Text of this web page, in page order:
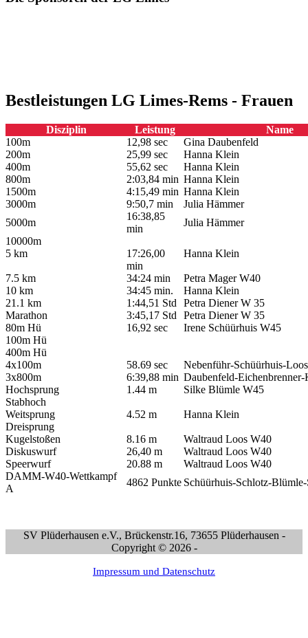
Bestleistungen LG Limes-Rems - Frauen
Disziplin Leistung
Name
100m
12,98 sec
Gina Daubenfeld
200m
25,99 sec
Hanna Klein
400m
55,62 sec
Hanna Klein
800m
2:03,84 min Hanna Klein
1500m
4:15,49 min Hanna Klein
3000m
9:50,7 min
Julia Hämmer
5000m
16:38,85
min
Julia Hämmer
10000m
5 km
17:26,00
min
Hanna Klein
7.5 km 34:24 min
Petra Mager W40
10 km
34:45 min.
Hanna Klein
21.1 km
1:44,51 Std
Petra Diener W 35
Marathon
3:45,17 Std
Petra Diener W 35
80m Hü
16,92 sec
Irene Schüürhuis W45
100m Hü
400m Hü
4x100m
58.69 sec
Nebenführ-Schüürhuis-
3x800m
6:39,88 min Daubenfeld-
Hochsprung
1.44 m
Silke Blümle W45
Stabhoch
Weitsprung
4.52 m
Hanna Klein
Dreisprung
Kugelstoßen
8.16 m
Waltraud Loos W40
Diskuswurf
26,40 m
Waltraud Loos W40
Speerwurf
20.88 m
Waltraud Loos W40
DAMM-W40-Wettkampf
A
4862 Punkte Schüürhuis-Schlotz-
SV Plüderhausen e.V., Brückenstr.16, 73655 Plüderhausen -
Copyright © 2026 -
Impressum und Datenschutz